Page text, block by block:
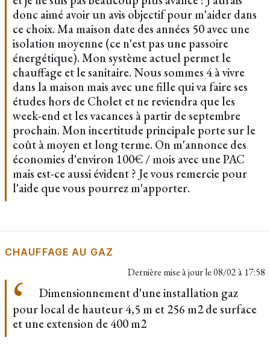
donc aimé avoir un avis objectif pour m'aider dans
ce choix. Ma maison date des années 50 avec une
isolation moyenne (ce n'est pas une passoire
énergétique). Mon système actuel permet le
chauffage et le sanitaire. Nous sommes 4 à vivre
dans la maison mais avec une fille qui va faire ses
études hors de Cholet et ne reviendra que les
week-end et les vacances à partir de septembre
prochain. Mon incertitude principale porte sur le
coût à moyen et long terme. On m'annonce des
économies d'environ 100€ / mois avec une PAC
mais est-ce aussi évident ? Je vous remercie pour
l'aide que vous pourrez m'apporter.
CHAUFFAGE AU GAZ
Dernière mise à jour le08/02 à 17:58
Dimensionnement d'une installation gaz
pour local de hauteur 4,5 m et 256 m2 de surface
et une extension de 400 m2